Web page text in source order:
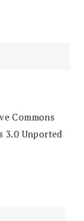
Commons
3.0 Unported